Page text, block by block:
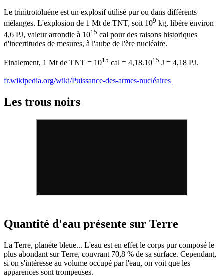
Le trinitrotoluène est un explosif utilisé pur ou dans différents
mélanges. L'explosion de 1 Mt de TNT, soit 109 kg, libère environ
4,6 PJ, valeur arrondie à 1015 cal pour des raisons historiques
d'incertitudes de mesures, à l'aube de l'ère nucléaire.
Finalement, 1 Mt de TNT = 1015 cal = 4,18.1015 J = 4,18 PJ.
fr.wikipedia.org/wiki/Puissance-des-armes-nucléaires
Les trous noirs
Quantité d'eau présente sur Terre
La Terre, planète bleue... L'eau est en effet le corps pur composé le
plus abondant sur Terre, couvrant 70,8 % de sa surface. Cependant,
si on s'intéresse au volume occupé par l'eau, on voit que les
apparences sont trompeuses.